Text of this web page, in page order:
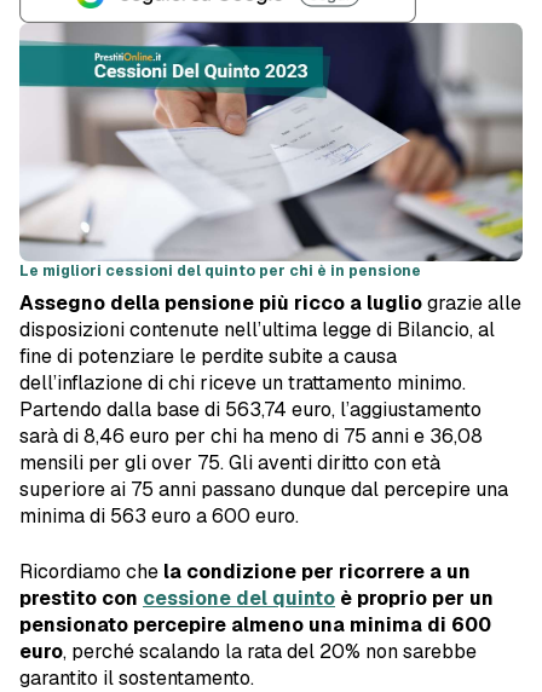
Le migliori cessioni del quinto per chi è in pensione
Assegno della pensione più ricco a lugliograzie alle
disposizioni contenute nell’ultima legge di Bilancio, al
fine di potenziare le perdite subite a causa
dell’inflazione di chi riceve un trattamento minimo.
Partendo dalla base di 563,74 euro, l’aggiustamento
sarà di 8,46 euro per chi ha meno di 75 anni e 36,08
mensili per gli over 75. Gli aventi diritto con età
superiore ai 75 anni passano dunque dal percepire una
minima di 563 euro a 600 euro.
Ricordiamo che la condizione per ricorrere a un
prestito con cessione del quinto è proprio per un
pensionato percepire almeno una minima di 600
euro, perché scalando la rata del 20% non sarebbe
garantito il sostentamento.